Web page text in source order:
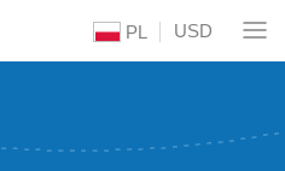
PL USD